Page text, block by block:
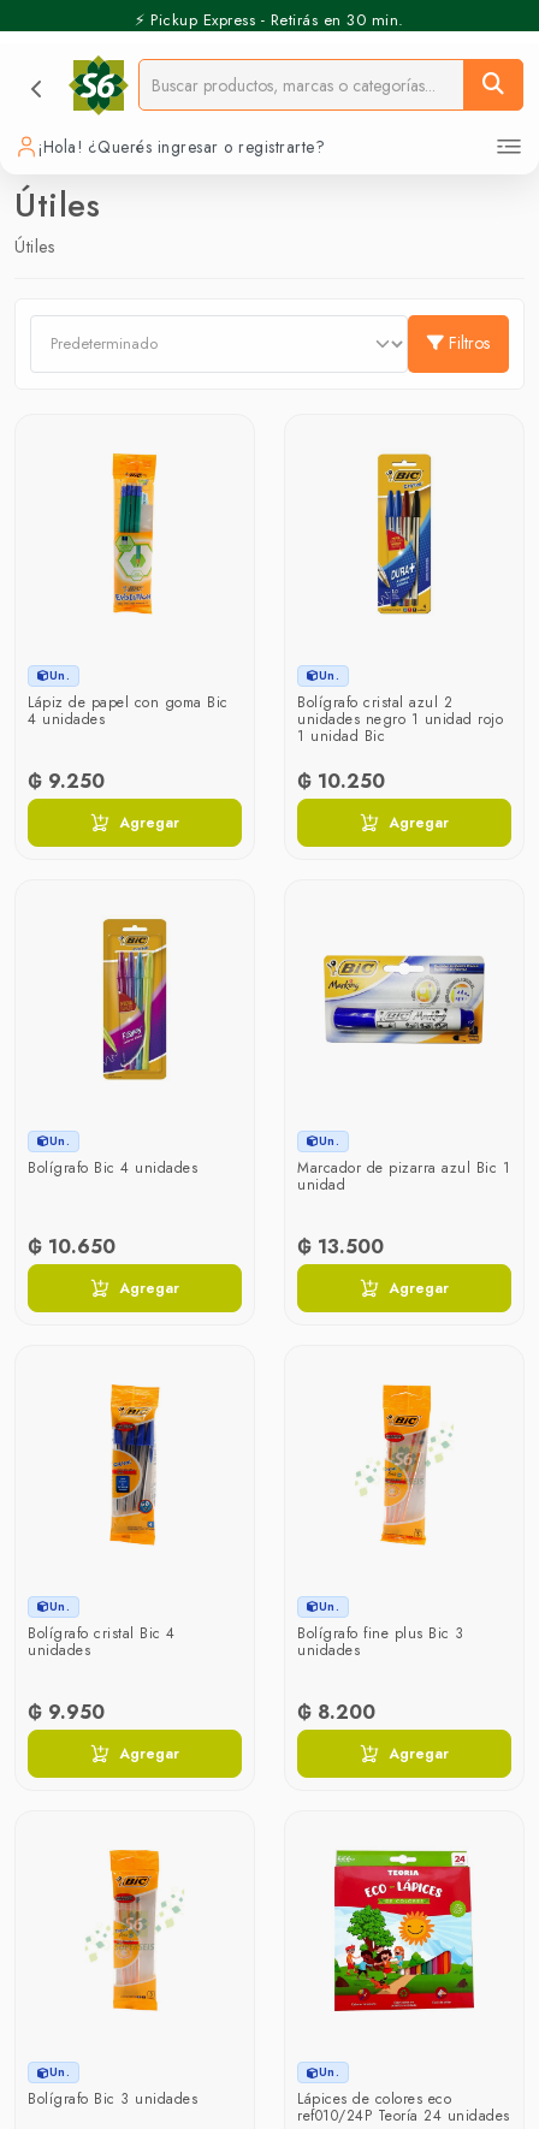
⚡️ Pickup Express - Retirás en 30 min.
¡Hola! ¿Querés ingresar o registrarte?
Útiles
Útiles
Filtros
Un.
Lápiz de papel con goma Bic
4 unidades
₲ 9.250
Agregar
Un.
Bolígrafo cristal azul 2
unidades negro 1 unidad rojo
1 unidad Bic
₲ 10.250
Agregar
Un.
Bolígrafo Bic 4 unidades
₲ 10.650
Agregar
Un.
Marcador de pizarra azul Bic 1
unidad
₲ 13.500
Agregar
Un.
Bolígrafo cristal Bic 4
unidades
₲ 9.950
Agregar
Un.
Bolígrafo fine plus Bic 3
unidades
₲ 8.200
Agregar
Un.
Bolígrafo Bic 3 unidades
Un.
Lápices de colores eco
ref010/24P Teoría 24 unidades